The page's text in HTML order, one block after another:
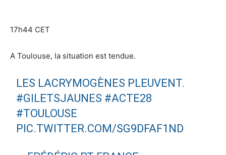
17h44 CET
A Toulouse, la situation est tendue.
LES LACRYMOGÈNES PLEUVENT.
#GILETSJAUNES #ACTE28
#TOULOUSE
PIC.TWITTER.COM/SG9DFAF1ND